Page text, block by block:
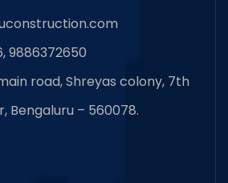
9886372650
road, Shreyas colony, 7th
Bengaluru – 560078.